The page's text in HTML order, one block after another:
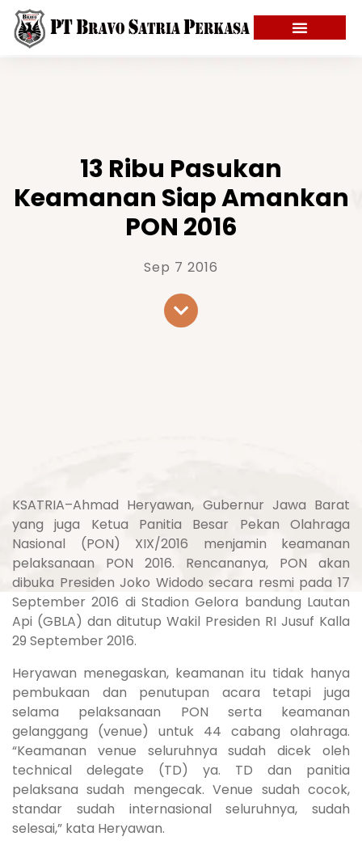
13 Ribu Pasukan
Keamanan Siap Amankan
PON 2016
Sep 7 2016
KSATRIA–Ahmad Heryawan, Gubernur Jawa Barat
yang juga Ketua Panitia Besar Pekan Olahraga
Nasional (PON) XIX/2016 menjamin keamanan
pelaksanaan PON 2016. Rencananya, PON akan
dibuka Presiden Joko Widodo secara resmi pada 17
September 2016 di Stadion Gelora bandung Lautan
Api (GBLA) dan ditutup Wakil Presiden RI Jusuf Kalla
29 September 2016.
Heryawan menegaskan, keamanan itu tidak hanya
pembukaan dan penutupan acara tetapi juga
selama pelaksanaan PON serta keamanan
gelanggang (venue) untuk 44 cabang olahraga.
“Keamanan venue seluruhnya sudah dicek oleh
technical delegate (TD) ya. TD dan panitia
pelaksana sudah mengecak. Venue sudah cocok,
standar sudah internasional seluruhnya, sudah
selesai,” kata Heryawan.